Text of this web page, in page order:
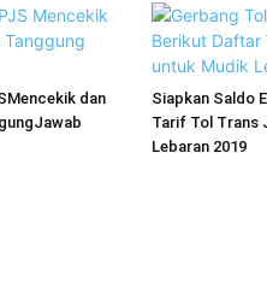
dan
Siapkan Saldo
Tarif Tol Trans
Lebaran 2019